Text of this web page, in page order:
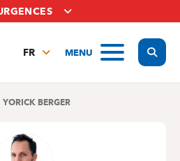
MENU
FR
EN
YORICK BERGER